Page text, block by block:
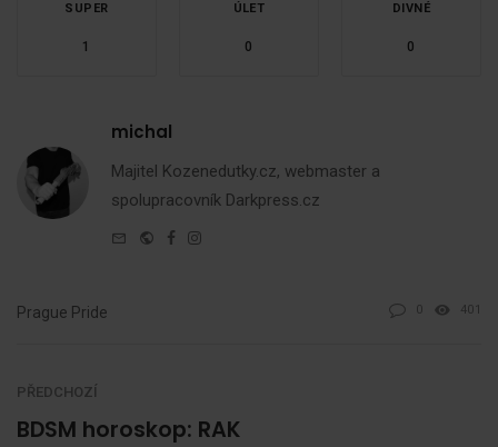
SUPER
1
ÚLET
0
DIVNÉ
0
michal
Majitel Kozenedutky.cz, webmaster a
spolupracovník Darkpress.cz
WebsiteFacebook
Instagram
Prague Pride 0 401
PŘEDCHOZÍ
BDSM horoskop: RAK